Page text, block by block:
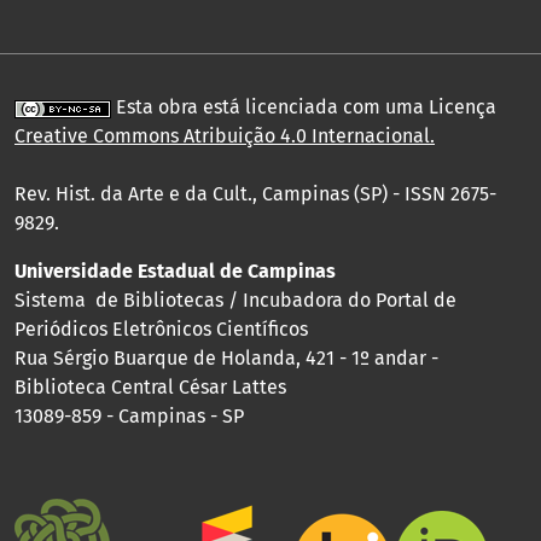
Esta obra está licenciada com uma Licença
Creative Commons Atribuição 4.0 Internacional.
Rev. Hist. da Arte e da Cult., Campinas (SP) - ISSN 2675-
9829.
Universidade Estadual de Campinas
Sistema de Bibliotecas / Incubadora do Portal de
Periódicos Eletrônicos Científicos
Rua Sérgio Buarque de Holanda, 421 - 1º andar -
Biblioteca Central César Lattes
13089-859 - Campinas - SP